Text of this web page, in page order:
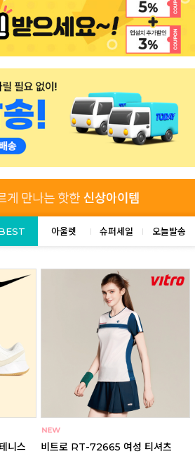
아울렛 슈퍼세일 오늘발송
니스
비트로 RT-72665 여성 티셔츠